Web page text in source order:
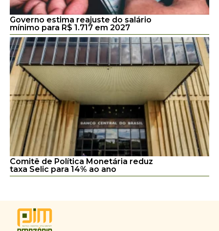
Governo estima reajuste do salário
mínimo para R$ 1.717 em 2027
Comitê de Política Monetária reduz
taxa Selic para 14% ao ano